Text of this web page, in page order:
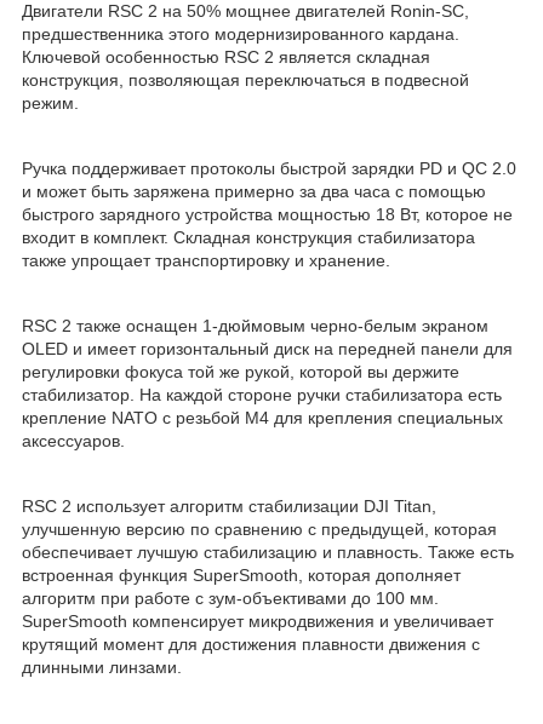
Двигатели RSC 2 на 50% мощнее двигателей Ronin-SC,
предшественника этого модернизированного кардана.
Ключевой особенностью RSC 2 является складная
конструкция, позволяющая переключаться в подвесной
режим.
Ручка поддерживает протоколы быстрой зарядки PD и QC 2.0
и может быть заряжена примерно за два часа с помощью
быстрого зарядного устройства мощностью 18 Вт, которое не
входит в комплект. Складная конструкция стабилизатора
также упрощает транспортировку и хранение.
RSC 2 также оснащен 1-дюймовым черно-белым экраном
OLED и имеет горизонтальный диск на передней панели для
регулировки фокуса той же рукой, которой вы держите
стабилизатор. На каждой стороне ручки стабилизатора есть
крепление NATO с резьбой M4 для крепления специальных
аксессуаров.
RSC 2 использует алгоритм стабилизации DJI Titan,
улучшенную версию по сравнению с предыдущей, которая
обеспечивает лучшую стабилизацию и плавность. Также есть
встроенная функция SuperSmooth, которая дополняет
алгоритм при работе с зум-объективами до 100 мм.
SuperSmooth компенсирует микродвижения и увеличивает
крутящий момент для достижения плавности движения с
длинными линзами.